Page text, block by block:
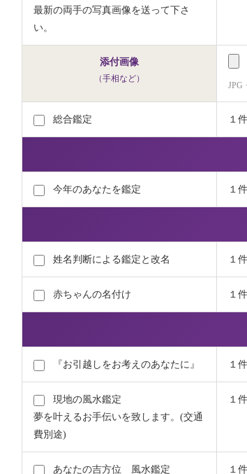
最新の両手の写真画像を送って下さ
い。
添付画像
（手相など）
JPG
総合鑑定 １
今年のあなたを鑑定 １
姓名判断による鑑定と改名 １
赤ちゃんの名付け １
『お引越しをお考えのあなたに』 １
現地の風水鑑定
夢を叶えるお手伝いを致します。(交通
費別途)
１
あなたの吉方位 風水鑑定 １